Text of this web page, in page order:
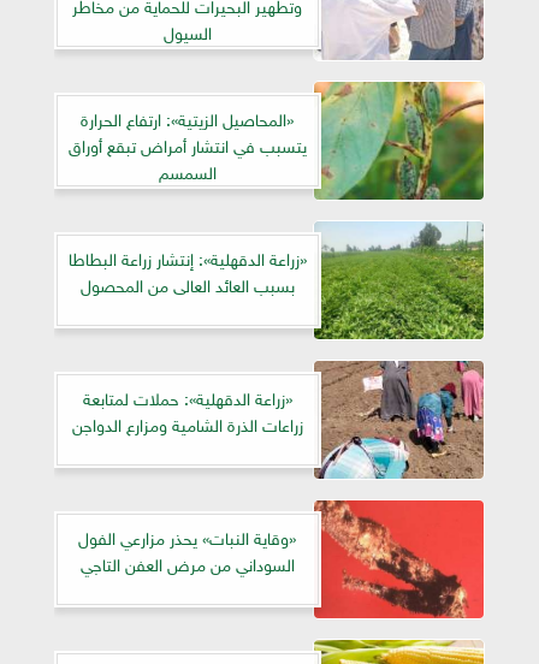
السيول
«المحاصيل الزيتية»: ارتفاع الحرارة
يتسبب في انتشار أمراض تبقع أوراق
السمسم
«زراعة الدقهلية»: إنتشار زراعة البطاطا
بسبب العائد العالى من المحصول
«زراعة الدقهلية»: حملات لمتابعة
زراعات الذرة الشامية ومزارع الدواجن
«وقاية النبات» يحذر مزارعي الفول
السوداني من مرض العفن التاجي